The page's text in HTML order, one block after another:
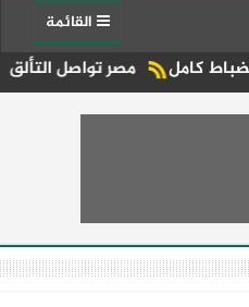
مصر تواصل التألق في مونديال